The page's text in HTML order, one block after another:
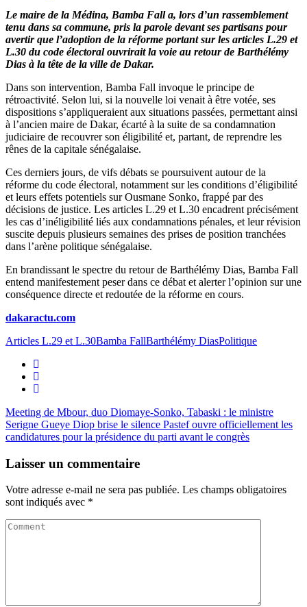
Le maire de la Médina, Bamba Fall a, lors d’un rassemblement
tenu dans sa commune, pris la parole devant ses partisans pour
avertir que l’adoption de la réforme portant sur les articles L.29 et
L.30 du code électoral ouvrirait la voie au retour de Barthélémy
Dias à la tête de la ville de Dakar.
Dans son intervention, Bamba Fall invoque le principe de
rétroactivité. Selon lui, si la nouvelle loi venait à être votée, ses
dispositions s’appliqueraient aux situations passées, permettant ainsi
à l’ancien maire de Dakar, écarté à la suite de sa condamnation
judiciaire de recouvrer son éligibilité et, partant, de reprendre les
rênes de la capitale sénégalaise.
Ces derniers jours, de vifs débats se poursuivent autour de la
réforme du code électoral, notamment sur les conditions d’éligibilité
et leurs effets potentiels sur Ousmane Sonko, frappé par des
décisions de justice. Les articles L.29 et L.30 encadrent précisément
les cas d’inéligibilité liés aux condamnations pénales, et leur révision
suscite depuis plusieurs semaines des prises de position tranchées
dans l’arène politique sénégalaise.
En brandissant le spectre du retour de Barthélémy Dias, Bamba Fall
entend manifestement peser dans ce débat et alerter l’opinion sur une
conséquence directe et redoutée de la réforme en cours.
dakaractu.com
Articles L.29 et L.30Bamba FallBarthélémy DiasPolitique
​Meeting de Mbour, duo Diomaye-Sonko, Tabaski : le ministre
Serigne Gueye Diop brise le silence Pastef ouvre officiellement les
candidatures pour la présidence du parti avant le congrès
Laisser un commentaire
Votre adresse e-mail ne sera pas publiée. Les champs obligatoires
sont indiqués avec *